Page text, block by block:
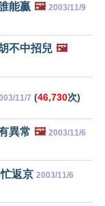
能贏 🖼️ 2003/11/9
不中招兒 🖼️
11/7 (46,730次)
異常 🖼️ 2003/11/6
返京 2003/11/6